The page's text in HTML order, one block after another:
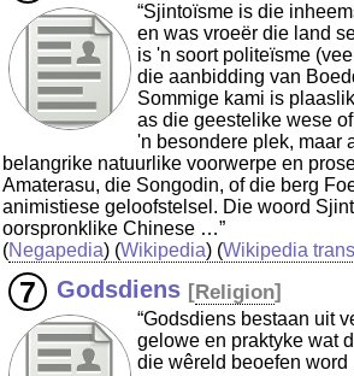
“Sjintoïsme is die
en was vroeër die land
is 'n soort politeïsme
die aanbidding van
Sommige kami is
as die geestelike wese
'n besondere plek, maar
belangrike natuurlike voorwerpe en
Amaterasu, die Songodin, of die berg
animistiese geloofstelsel. Die woord
oorspronklike Chinese …”
(Negapedia) (Wikipedia) (Wikipedia
Godsdiens [Religion]
“Godsdiens bestaan uit
gelowe en praktyke wat
die wêreld beoefen